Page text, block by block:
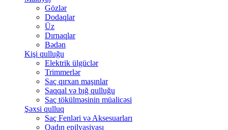
Gözlər
Dodaqlar
Üz
Dırnaqlar
Bədən
Kişi qulluğu
Elektrik ülgüclər
Trimmerlər
Saç qırxan maşınlar
Saqqal və bığ qulluğu
Saç tökülməsinin müalicəsi
Şəxsi qulluq
Saç Fenləri və Aksesuarları
Qadın epilyasiyası